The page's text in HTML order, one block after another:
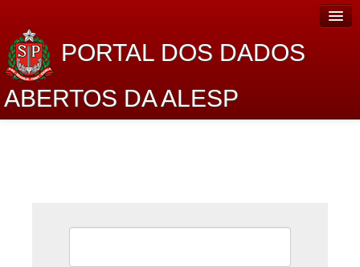
PORTAL DOS DADOS
ABERTOS DA ALESP
Lei de Acesso à Informação